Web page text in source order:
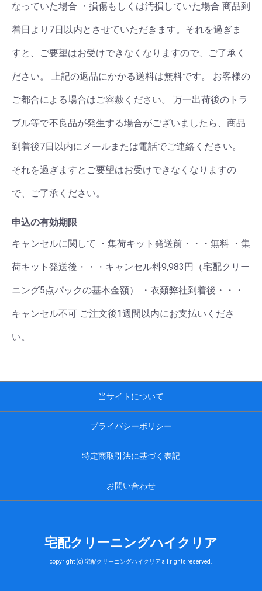
なっていた場合 ・損傷もしくは汚損していた場合 商品到
着日より7日以内とさせていただきます。それを過ぎま
すと、ご要望はお受けできなくなりますので、ご了承く
ださい。 上記の返品にかかる送料は無料です。 お客様の
ご都合による場合はご容赦ください。 万一出荷後のトラ
ブル等で不良品が発生する場合がございましたら、商品
到着後7日以内にメールまたは電話でご連絡ください。
それを過ぎますとご要望はお受けできなくなりますの
で、ご了承ください。
申込の有効期限
キャンセルに関して ・集荷キット発送前・・・無料 ・集
荷キット発送後・・・キャンセル料9,983円（宅配クリー
ニング5点パックの基本金額） ・衣類弊社到着後・・・
キャンセル不可 ご注文後1週間以内にお支払いくださ
い。
当サイトについて
プライバシーポリシー
特定商取引法に基づく表記
お問い合わせ
宅配クリーニングハイクリア
copyright (c) 宅配クリーニングハイクリア all rights reserved.